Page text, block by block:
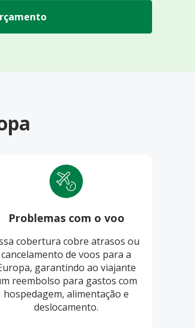
Problemas com o voo
cobertura cobre atrasos ou
cancelamento de voos para a
garantindo ao viajante
reembolso para gastos com
hospedagem, alimentação e
deslocamento.